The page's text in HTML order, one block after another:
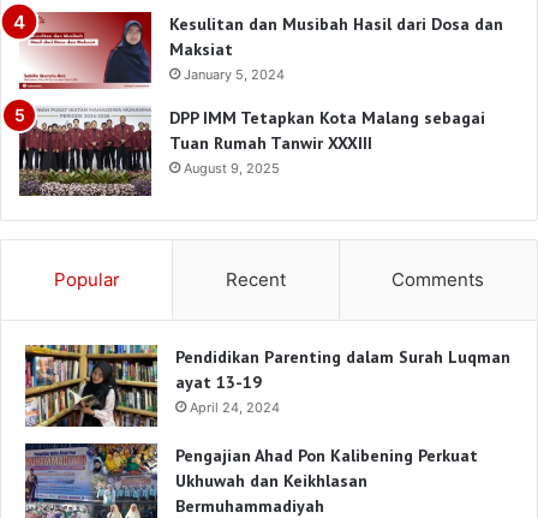
Kesulitan dan Musibah Hasil dari Dosa dan
Maksiat
January 5, 2024
DPP IMM Tetapkan Kota Malang sebagai
Tuan Rumah Tanwir XXXIII
August 9, 2025
Popular Recent Comments
Pendidikan Parenting dalam Surah Luqman
ayat 13-19
April 24, 2024
Pengajian Ahad Pon Kalibening Perkuat
Ukhuwah dan Keikhlasan
Bermuhammadiyah